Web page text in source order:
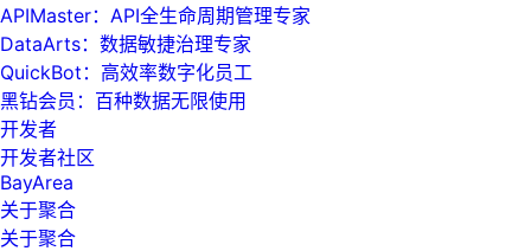
APIMaster：API全生命周期管理专家
DataArts：数据敏捷治理专家
QuickBot：高效率数字化员工
黑钻会员：百种数据无限使用
开发者
开发者社区
BayArea
关于聚合
关于聚合